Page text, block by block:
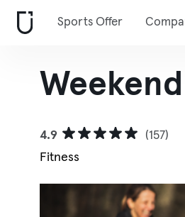
Sports Offer
4.9
(157)
Fitness